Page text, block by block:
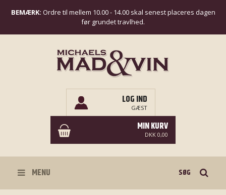
BEMÆRK: Ordre til mellem 10.00 - 14.00 skal senest placeres dagen
før grundet travlhed.
LOG IND
GÆST
MIN KURV
DKK 0,00
MENU